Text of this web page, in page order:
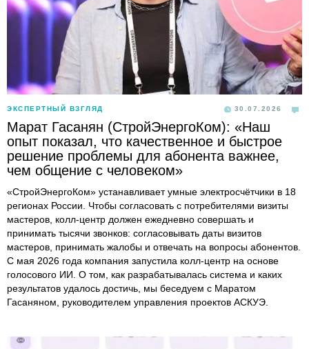
ЭКСПЕРТНЫЙ ВЗГЛЯД 30.07.2026
Марат Гасанян (СтройЭнергоКом): «Наш
опыт показал, что качественное и быстрое
решение проблемы для абонента важнее,
чем общение с человеком»
«СтройЭнергоКом» устанавливает умные электросчётчики в 18
регионах России. Чтобы согласовать с потребителями визиты
мастеров, колл-центр должен ежедневно совершать и
принимать тысячи звонков: согласовывать даты визитов
мастеров, принимать жалобы и отвечать на вопросы абонентов.
С мая 2026 года компания запустила колл-центр на основе
голосового ИИ. О том, как разрабатывалась система и каких
результатов удалось достичь, мы беседуем с Маратом
Гасаняном, руководителем управления проектов АСКУЭ.